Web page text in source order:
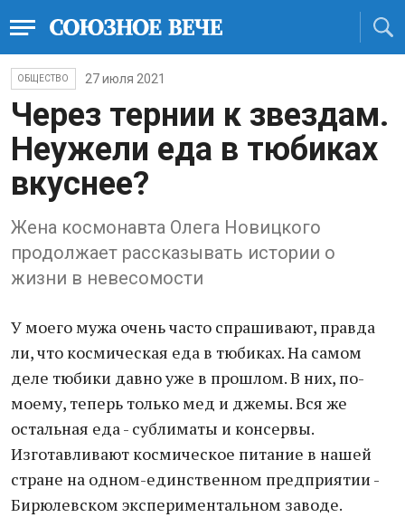
ОБЩЕСТВО 27 июля 2021
Через тернии к звездам.
Неужели еда в тюбиках
вкуснее?
Жена космонавта Олега Новицкого
продолжает рассказывать истории о
жизни в невесомости
У моего мужа очень часто спрашивают, правда
ли, что космическая еда в тюбиках. На самом
деле тюбики давно уже в прошлом. В них, по-
моему, теперь только мед и джемы. Вся же
остальная еда - сублиматы и консервы.
Изготавливают космическое питание в нашей
стране на одном-единственном предприятии -
Бирюлевском экспериментальном заводе.